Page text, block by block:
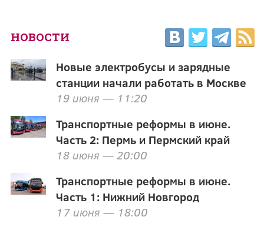
НОВОСТИ
Новые электробусы и зарядные
станции начали работать в Москве
19 июня — 11:20
Транспортные реформы в июне.
Часть 2: Пермь и Пермский край
18 июня — 20:00
Транспортные реформы в июне.
Часть 1: Нижний Новгород
17 июня — 18:00